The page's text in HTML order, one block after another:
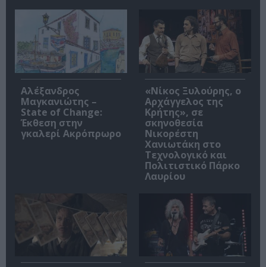
Αλέξανδρος
Μαγκανιώτης –
State of Change:
Έκθεση στην
γκαλερί Ακρόπρωρο
«Νίκος Ξυλούρης, ο
Αρχάγγελος της
Κρήτης», σε
σκηνοθεσία
Νικορέστη
Χανιωτάκη στο
Τεχνολογικό και
Πολιτιστικό Πάρκο
Λαυρίου